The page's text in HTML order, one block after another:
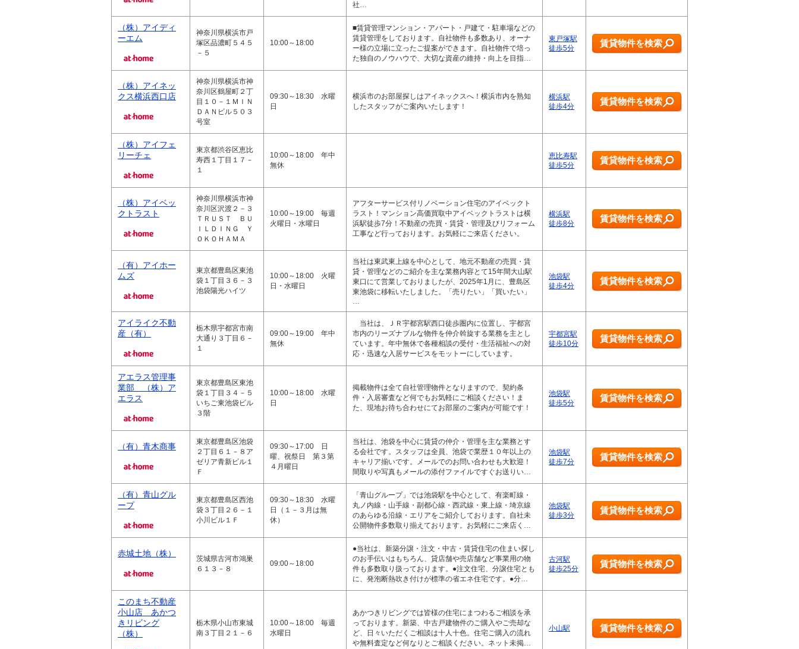
社…
（株）アイディ
ーエム
神奈川県横浜市戸
塚区品濃町５４５
－５
10:00～18:00
■賃貸管理マンション・アパート・戸建て・駐車場などの
賃貸管理をしております。自社物件も多数あり、オーナ
ー様の立場に立ったご提案ができます。自社物件で培っ
た独自のノウハウで、大切な資産の維持・向上を目指…
東戸塚駅
徒歩5分
賃貸物件を検索
（株）アイネッ
クス横浜西口店
神奈川県横浜市神
奈川区鶴屋町２丁
目１０－１ＭＩＮ
ＤＡＮビル５０３
号室
09:30～18:30 水曜
日
横浜市のお部屋探しはアイネックスへ！横浜市内を熟知
したスタッフがご案内いたします！
横浜駅
徒歩4分
賃貸物件を検索
（株）アイフェ
リーチェ
東京都渋谷区恵比
寿西１丁目１７－
１
10:00～18:00 年中
無休
恵比寿駅
徒歩5分
賃貸物件を検索
（株）アイベッ
クトラスト
神奈川県横浜市神
奈川区沢渡２－３
ＴＲＵＳＴ ＢＵ
ＩＬＤＩＮＧ Ｙ
ＯＫＯＨＡＭＡ
10:00～19:00 毎週
火曜日・水曜日
アフターサービス付リノベーション住宅のアイベックト
ラスト！マンション高価買取中アイベックトラストは横
浜駅徒歩7分！不動産の売買・賃貸・管理及びリフォーム
工事など行っております。お気軽にご来店ください。
横浜駅
徒歩8分
賃貸物件を検索
（有）アイホー
ムズ
東京都豊島区東池
袋１丁目３６－３
池袋陽光ハイツ
10:00～18:00 火曜
日・水曜日
当社は東武東上線を中心として、地元不動産の売買・賃
貸・管理などのご紹介を主な業務内容とて15年間大山駅
東口にて営業しておりましたが、2025年1月に、豊島区
東池袋に移転いたしました。「売りたい」「買いたい」
…
池袋駅
徒歩4分
賃貸物件を検索
アイライク不動
産（有）
栃木県宇都宮市南
大通り３丁目６－
１
09:00～19:00 年中
無休
当社は、ＪＲ宇都宮駅西口徒歩圏内に位置し、宇都宮
市内のリーズナブルな物件を仲介斡旋する業務を主とし
ています。年中無休で各種相談の受付・生活福祉への対
応・迅速な入居サービスをモットーにしています。
宇都宮駅
徒歩10分
賃貸物件を検索
アエラス管理事
業部 （株）ア
エラス
東京都豊島区東池
袋１丁目３４－５
いちご東池袋ビル
３階
10:00～18:00 水曜
日
掲載物件は全て自社管理物件となりますので、契約条
件・入居審査など何でもお気軽にご相談ください！ま
た、現地お待ち合わせにてお部屋のご案内が可能です！
池袋駅
徒歩5分
賃貸物件を検索
（有）青木商事
東京都豊島区池袋
２丁目６１－８ア
ゼリア青新ビル１
Ｆ
09:30～17:00 日
曜、祝祭日 第３第
４月曜日
当社は、池袋を中心に賃貸の仲介・管理を主な業務とす
る会社です。スタッフは全員、池袋で業歴１０年以上の
キャリア揃いです。メールでのお問い合わせも大歓迎！
間取りや写真もメールの添付ファイルですぐお送りい…
池袋駅
徒歩7分
賃貸物件を検索
（有）青山グル
ープ
東京都豊島区西池
袋３丁目２６－１
小川ビル１Ｆ
09:30～18:30 水曜
日（１－３月は無
休）
「青山グループ」では池袋駅を中心として、有楽町線・
丸ノ内線・山手線・副都心線・西武線・東上線・埼京線
のあらゆる沿線・エリアをご紹介しております。自社未
公開物件多数取り揃えております。お気軽にご来店く…
池袋駅
徒歩3分
賃貸物件を検索
赤城土地（株）
茨城県古河市鴻巣
６１３－８
09:00～18:00
●当社は、新築分譲・注文・中古・賃貸住宅の住まい探し
のお手伝いはもちろん、貸店舗や売店舗など事業用の物
件も多数取り扱っております。●注文住宅、分譲住宅とも
に、発泡断熱吹き付けが標準の省エネ住宅です。●分…
古河駅
徒歩25分
賃貸物件を検索
このまち不動産
小山店 あかつ
きリビング
（株）
栃木県小山市東城
南３丁目２１－６
10:00～18:00 毎週
水曜日
あかつきリビングでは皆様の住宅にまつわるご相談を承
っております。新築、中古戸建物件のご購入やご売却な
ど、日々いただくご相談は十人十色。住宅ご購入の流れ
や無料査定など何なりとご相談ください。ネット未掲…
小山駅 賃貸物件を検索